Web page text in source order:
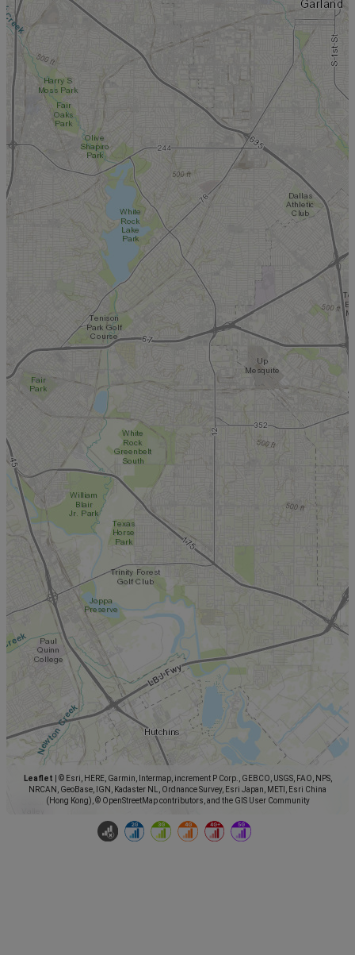
Leaflet
© Esri, HERE, Garmin, Intermap, increment P Corp., GEBCO, USGS, FAO, NPS,
NRCAN, GeoBase, IGN, Kadaster NL, Ordnance Survey, Esri Japan, METI, Esri China
(Hong Kong), © OpenStreetMap contributors, and the GIS User Community